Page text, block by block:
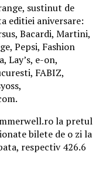
sustinut de
editiei aniversare:
Bacardi, Martini,
Pepsi, Fashion
Lay’s, e-on,
FABIZ,
la pretul
bilete de o zi la
respectiv 426.6